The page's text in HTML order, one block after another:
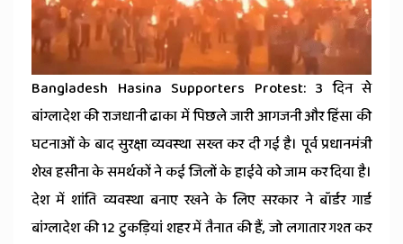
Bangladesh Hasina Supporters Protest: 3 दिन से
बांग्लादेश की राजधानी ढाका में पिछले जारी आगजनी और हिंसा की
घटनाओं के बाद सुरक्षा व्यवस्था सख्त कर दी गई है। पूर्व प्रधानमंत्री
शेख हसीना के समर्थकों ने कई जिलों के हाईवे को जाम कर दिया है।
देश में शांति व्यवस्था बनाए रखने के लिए सरकार ने बॉर्डर गार्ड
बांग्लादेश की 12 टुकड़ियां शहर में तैनात की हैं, जो लगातार गश्त कर